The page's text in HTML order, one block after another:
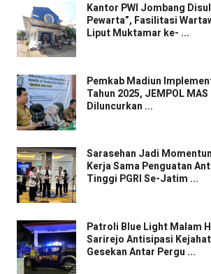
Kantor PWI Jombang
Pewarta”, Fasilitasi
Liput Muktamar ke- ...
Pemkab Madiun
Tahun 2025, JEMPOL MAS
Diluncurkan ...
Sarasehan Jadi
Kerja Sama Penguatan
Tinggi PGRI Se-Jatim ...
Patroli Blue Light Malam
Sarirejo Antisipasi
Gesekan Antar Pergu ...